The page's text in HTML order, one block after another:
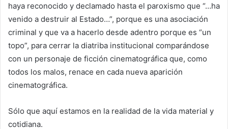
haya reconocido y declamado hasta el paroxismo que “…ha
venido a destruir al Estado…”, porque es una asociación
criminal y que va a hacerlo desde adentro porque es “un
topo”, para cerrar la diatriba institucional comparándose
con un personaje de ficción cinematográfica que, como
todos los malos, renace en cada nueva aparición
cinematográfica.
Sólo que aquí estamos en la realidad de la vida material y
cotidiana.